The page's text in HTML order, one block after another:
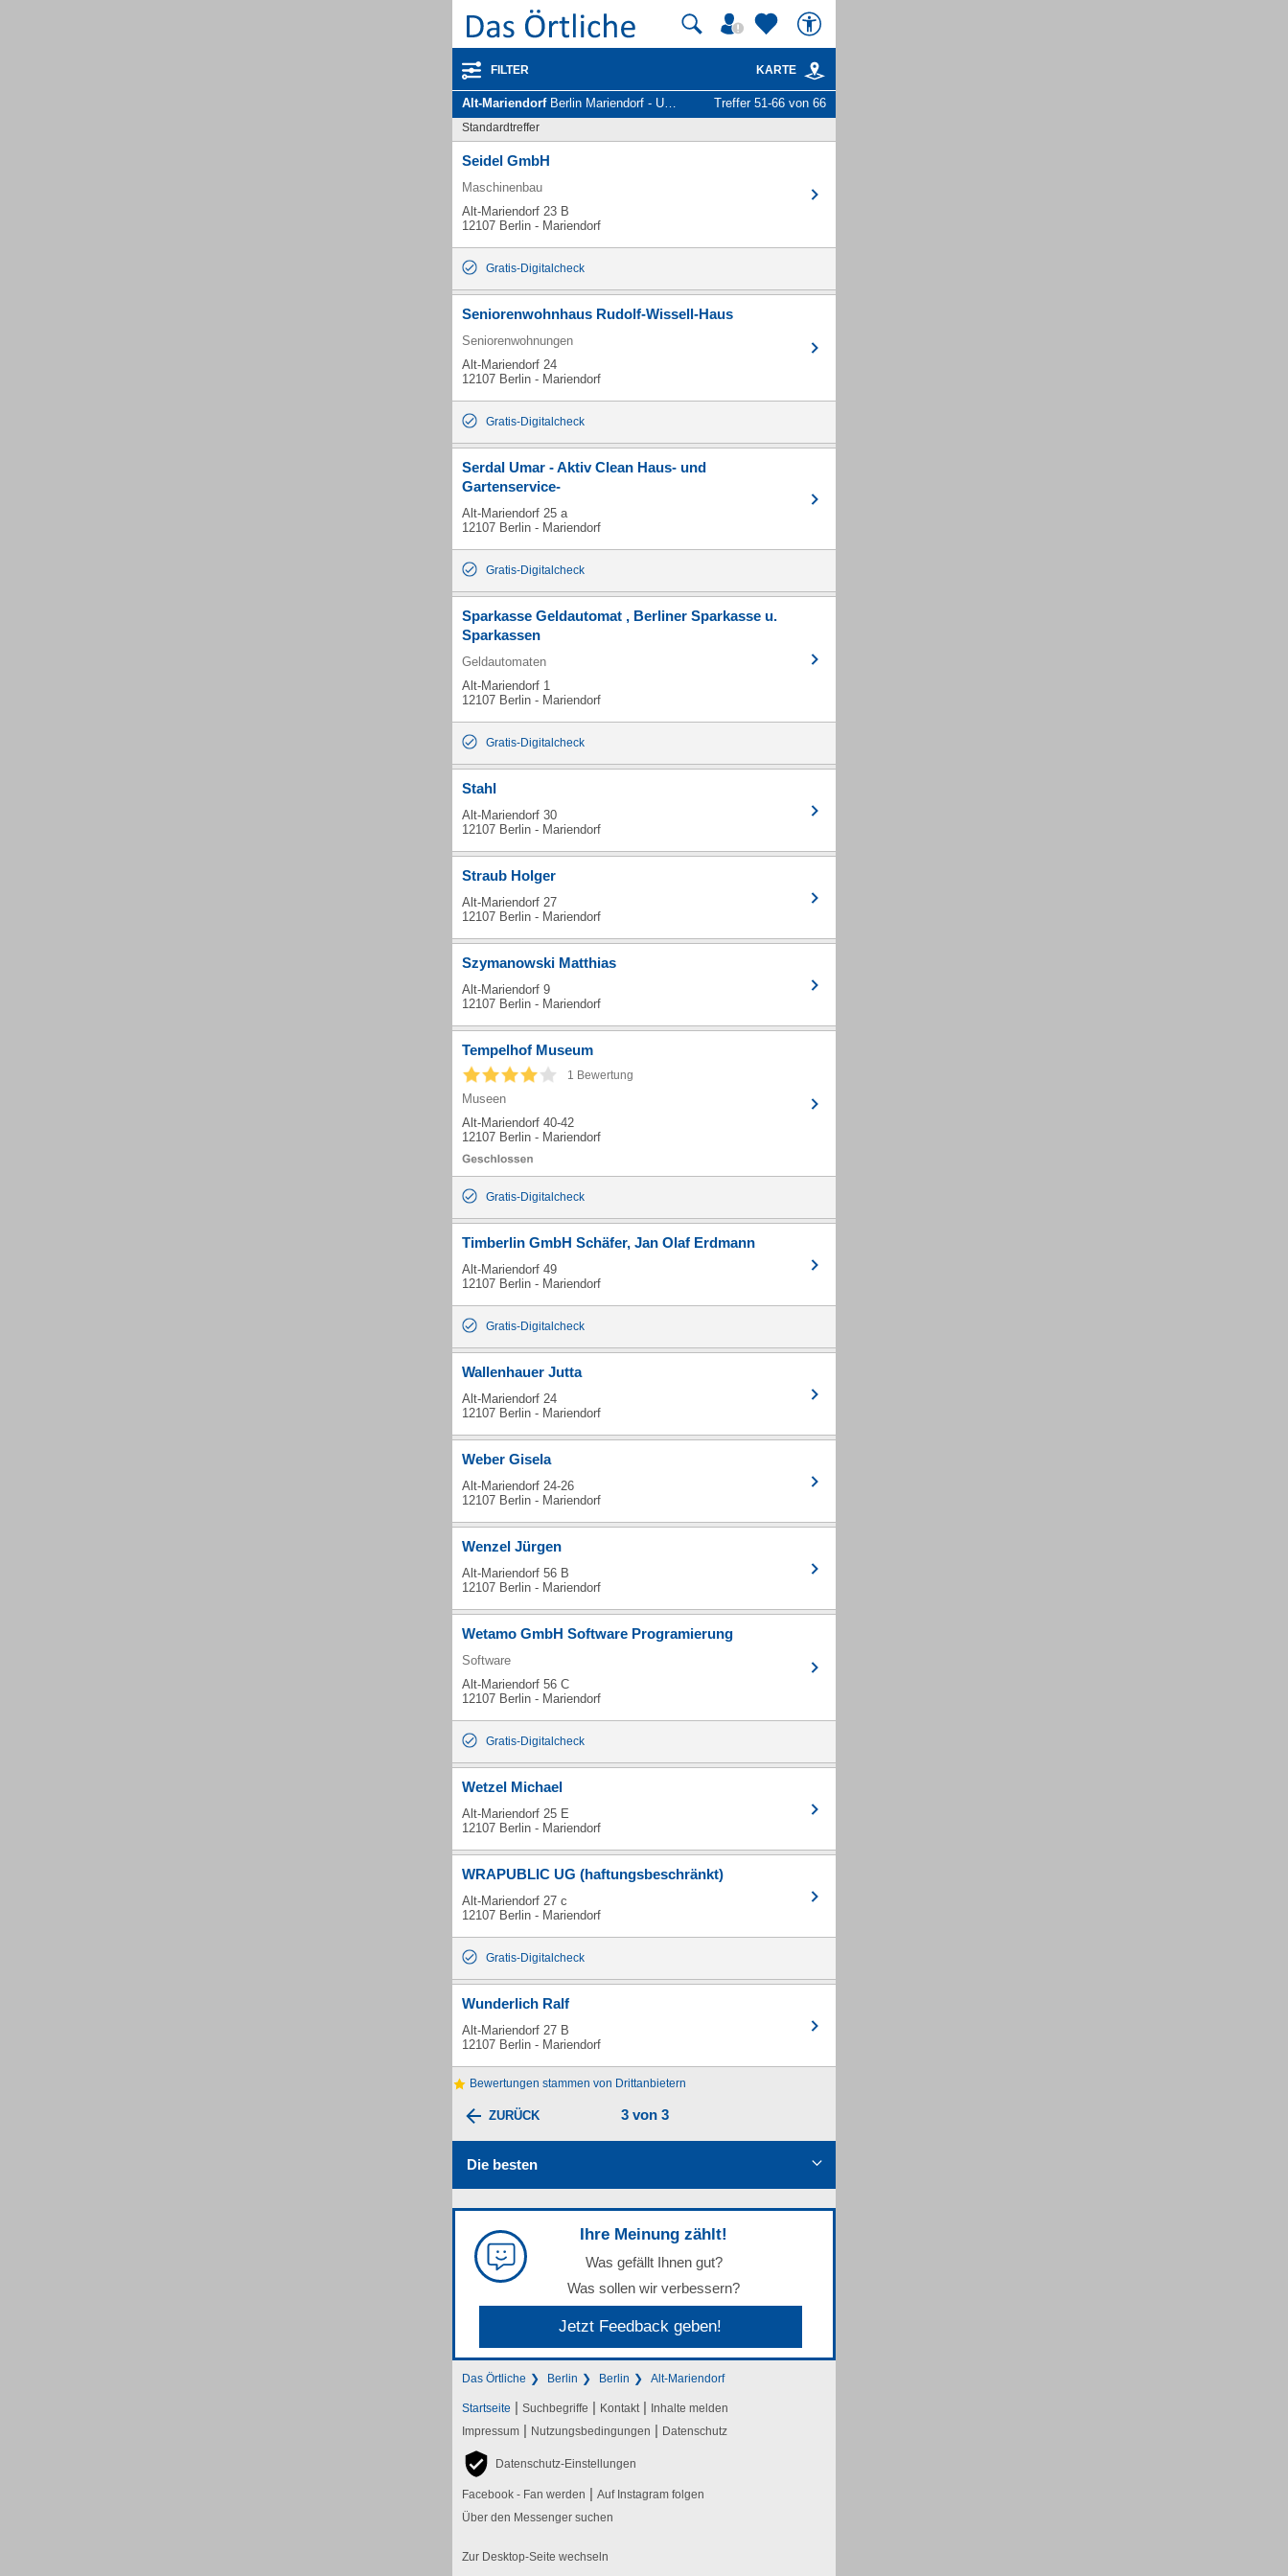
FILTER KARTE
Alt-MariendorfBerlin Mariendorf - Unternehmen und Personen Treffer 51-66 von 66
Standardtreffer
Seidel GmbH
Maschinenbau
Alt-Mariendorf 23 B
12107 Berlin - Mariendorf
Gratis-Digitalcheck
Seniorenwohnhaus Rudolf-Wissell-Haus
Seniorenwohnungen
Alt-Mariendorf 24
12107 Berlin - Mariendorf
Gratis-Digitalcheck
Serdal Umar - Aktiv Clean Haus- und
Gartenservice-
Alt-Mariendorf 25 a
12107 Berlin - Mariendorf
Gratis-Digitalcheck
Sparkasse Geldautomat , Berliner Sparkasse u.
Sparkassen
Geldautomaten
Alt-Mariendorf 1
12107 Berlin - Mariendorf
Gratis-Digitalcheck
Stahl
Alt-Mariendorf 30
12107 Berlin - Mariendorf
Straub Holger
Alt-Mariendorf 27
12107 Berlin - Mariendorf
Szymanowski Matthias
Alt-Mariendorf 9
12107 Berlin - Mariendorf
Tempelhof Museum
1 Bewertung
Museen
Alt-Mariendorf 40-42
12107 Berlin - Mariendorf
Gratis-Digitalcheck
Timberlin GmbH Schäfer, Jan Olaf Erdmann
Alt-Mariendorf 49
12107 Berlin - Mariendorf
Gratis-Digitalcheck
Wallenhauer Jutta
Alt-Mariendorf 24
12107 Berlin - Mariendorf
Weber Gisela
Alt-Mariendorf 24-26
12107 Berlin - Mariendorf
Wenzel Jürgen
Alt-Mariendorf 56 B
12107 Berlin - Mariendorf
Wetamo GmbH Software Programierung
Software
Alt-Mariendorf 56 C
12107 Berlin - Mariendorf
Gratis-Digitalcheck
Wetzel Michael
Alt-Mariendorf 25 E
12107 Berlin - Mariendorf
WRAPUBLIC UG (haftungsbeschränkt)
Alt-Mariendorf 27 c
12107 Berlin - Mariendorf
Gratis-Digitalcheck
Wunderlich Ralf
Alt-Mariendorf 27 B
12107 Berlin - Mariendorf
Bewertungen stammen von Drittanbietern
ZURÜCK 3 von 3
Die besten
Ihre Meinung zählt!
Was gefällt Ihnen gut?
Was sollen wir verbessern?
Jetzt Feedback geben!
Das Örtliche Berlin Berlin Alt-Mariendorf
Startseite | Suchbegriffe | Kontakt | Inhalte melden
Impressum | Nutzungsbedingungen | Datenschutz
Datenschutz-Einstellungen
Facebook - Fan werden | Auf Instagram folgen
Über den Messenger suchen
Zur Desktop-Seite wechseln